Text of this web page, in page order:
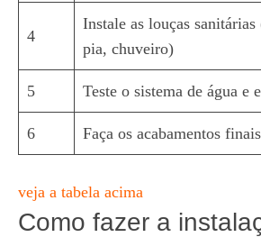
4
Instale as louças
pia, chuveiro)
5 Teste o sistema de água e
6 Faça os acabamentos finais
veja a tabela acima
Como fazer a